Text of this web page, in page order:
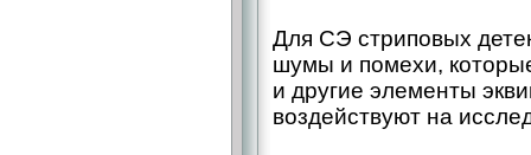
Для СЭ стриповых
шумы и помехи,
и другие элементы
воздействуют на